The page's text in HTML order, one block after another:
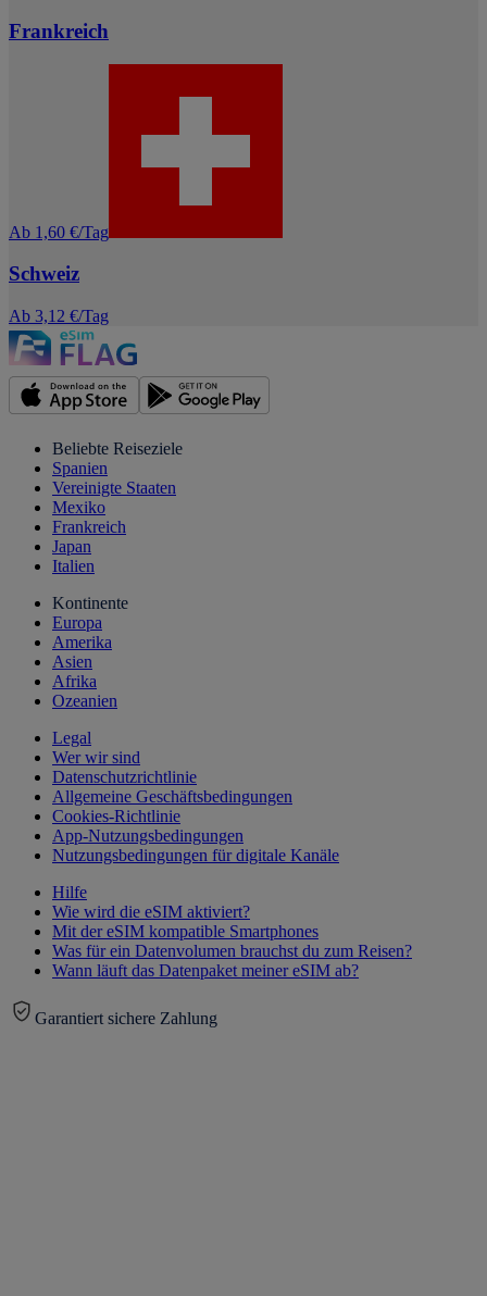
Frankreich
Ab 1,60 €/Tag
Schweiz
Ab 3,12 €/Tag
Beliebte Reiseziele
Spanien
Vereinigte Staaten
Mexiko
Frankreich
Japan
Italien
Kontinente
Europa
Amerika
Asien
Afrika
Ozeanien
Legal
Wer wir sind
Datenschutzrichtlinie
Allgemeine Geschäftsbedingungen
Cookies-Richtlinie
App-Nutzungsbedingungen
Nutzungsbedingungen für digitale Kanäle
Hilfe
Wie wird die eSIM aktiviert?
Mit der eSIM kompatible Smartphones
Was für ein Datenvolumen brauchst du zum Reisen?
Wann läuft das Datenpaket meiner eSIM ab?
Garantiert sichere Zahlung